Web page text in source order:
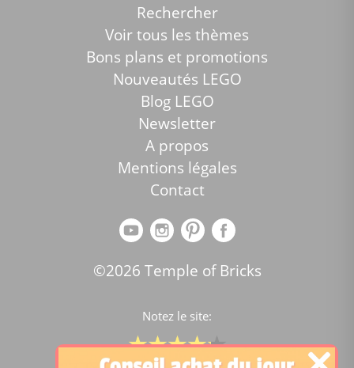
Rechercher
Voir tous les thèmes
Bons plans et promotions
Nouveautés LEGO
Blog LEGO
Newsletter
A propos
Mentions légales
Contact
©2026 Temple of Bricks
Notez le site: